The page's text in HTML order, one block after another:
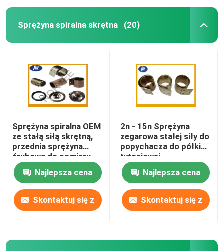
Sprężyna spiralna skrętna (20)
Sprężyna spiralna OEM
ze stałą siłą skrętną,
przednia sprężyna
śrubowa do pomiaru
taśmy
Najlepsza cena
Skontaktuj się z
2n - 15n Sprężyna
zegarowa stałej siły do
​​popychacza do półki
tytoniowej
Najlepsza cena
Skontaktuj się z